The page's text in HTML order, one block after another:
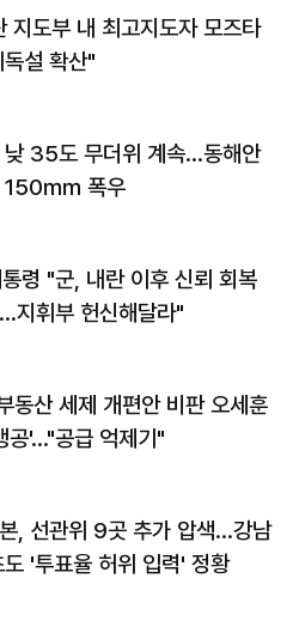
지도부 내 최고지도자 모즈타
독설 확산"
낮 35도 무더위 계속…동해안
150㎜ 폭우
령 "군, 내란 이후 신뢰 회복
지휘부 헌신해달라"
동산 세제 개편안 비판 오세훈
공'…"공급 억제기"
, 선관위 9곳 추가 압색…강남
도 '투표율 허위 입력' 정황